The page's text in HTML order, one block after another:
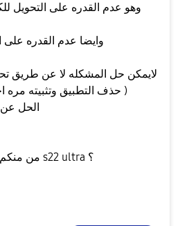
وهو عدم القدره على التحويل
حذف التطبيق وتثبيته مره اخرى لذلك لا تتعب نفسك )
من منكم يواجه هذي المشكله في s22 ultra ؟